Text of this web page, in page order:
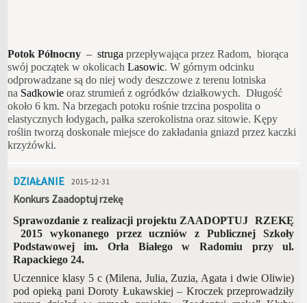
Potok Północny – struga przepływająca przez Radom, biorąca
swój początek w okolicach Lasowic. W górnym odcinku
odprowadzane są do niej wody deszczowe z terenu lotniska
na Sadkowie oraz strumień z ogródków działkowych. Długość
około 6 km. Na brzegach potoku rośnie trzcina pospolita o
elastycznych łodygach, pałka szerokolistna oraz sitowie. Kępy
roślin tworzą doskonałe miejsce do zakładania gniazd przez kaczki
krzyżówki.
DZIAŁANIE 2015-12-31
Konkurs Zaadoptuj rzekę
Sprawozdanie z realizacji projektu ZAADOPTUJ RZEKĘ
2015 wykonanego przez uczniów z Publicznej Szkoły
Podstawowej im. Orła Białego w Radomiu przy ul.
Rapackiego 24.
Uczennice klasy 5 c (Milena, Julia, Zuzia, Agata i dwie Oliwie)
pod opieką pani Doroty Łukawskiej – Kroczek przeprowadziły